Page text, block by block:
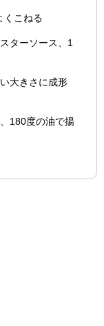
くこねる
ターソース、1
大きさに成形
180度の油で揚